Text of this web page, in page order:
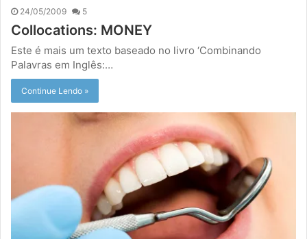
24/05/2009 5
Collocations: MONEY
Este é mais um texto baseado no livro ‘Combinando
Palavras em Inglês:…
Continue Lendo »